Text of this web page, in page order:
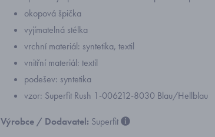
okopová špička
vyjímatelná stélka
vrchní materiál: syntetika, textil
vnitřní materiál: textil
podešev: syntetika
vzor: Superfit Rush 1-006212-8030 Blau/Hellblau
Výrobce / Dodavatel: Superfit